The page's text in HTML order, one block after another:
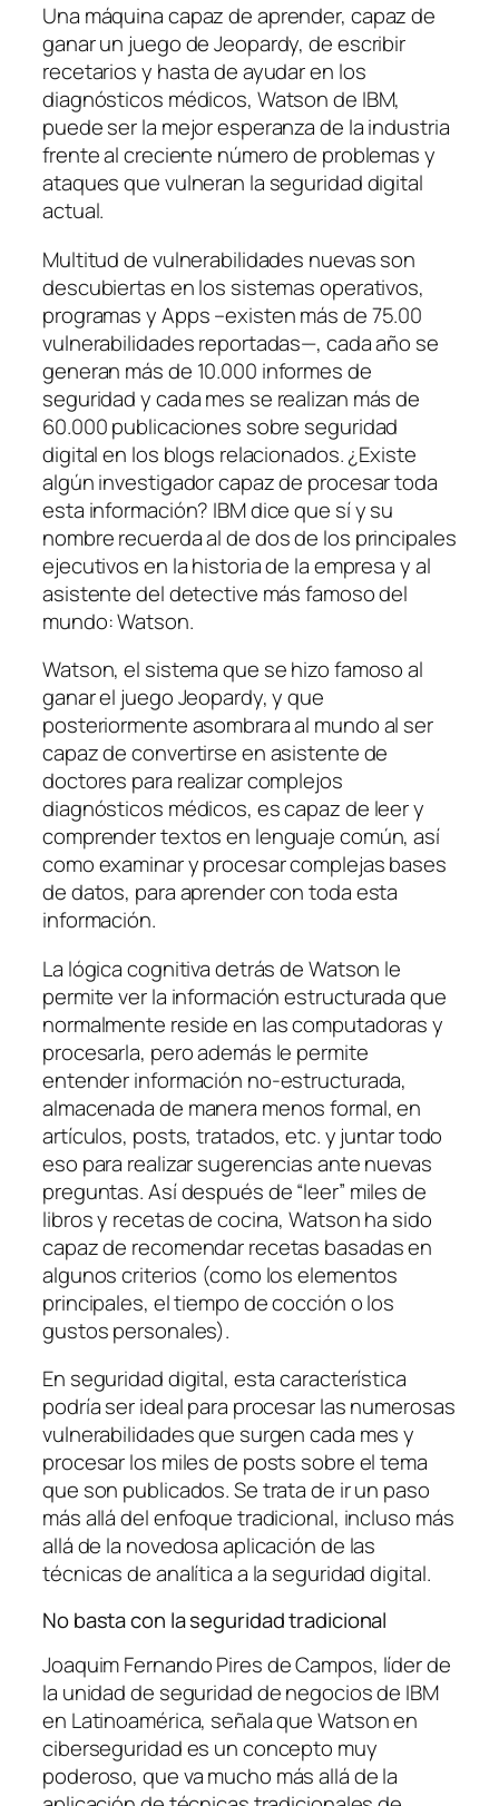
Una máquina capaz de aprender, capaz de
ganar un juego de Jeopardy, de escribir
recetarios y hasta de ayudar en los
diagnósticos médicos, Watson de IBM,
puede ser la mejor esperanza de la industria
frente al creciente número de problemas y
ataques que vulneran la seguridad digital
actual.
Multitud de vulnerabilidades nuevas son
descubiertas en los sistemas operativos,
programas y Apps –existen más de 75.00
vulnerabilidades reportadas—, cada año se
generan más de 10.000 informes de
seguridad y cada mes se realizan más de
60.000 publicaciones sobre seguridad
digital en los blogs relacionados. ¿Existe
algún investigador capaz de procesar toda
esta información? IBM dice que sí y su
nombre recuerda al de dos de los principales
ejecutivos en la historia de la empresa y al
asistente del detective más famoso del
mundo: Watson.
Watson, el sistema que se hizo famoso al
ganar el juego Jeopardy, y que
posteriormente asombrara al mundo al ser
capaz de convertirse en asistente de
doctores para realizar complejos
diagnósticos médicos, es capaz de leer y
comprender textos en lenguaje común, así
como examinar y procesar complejas bases
de datos, para aprender con toda esta
información.
La lógica cognitiva detrás de Watson le
permite ver la información estructurada que
normalmente reside en las computadoras y
procesarla, pero además le permite
entender información no-estructurada,
almacenada de manera menos formal, en
artículos, posts, tratados, etc. y juntar todo
eso para realizar sugerencias ante nuevas
preguntas. Así después de “leer” miles de
libros y recetas de cocina, Watson ha sido
capaz de recomendar recetas basadas en
algunos criterios (como los elementos
principales, el tiempo de cocción o los
gustos personales).
En seguridad digital, esta característica
podría ser ideal para procesar las numerosas
vulnerabilidades que surgen cada mes y
procesar los miles de posts sobre el tema
que son publicados. Se trata de ir un paso
más allá del enfoque tradicional, incluso más
allá de la novedosa aplicación de las
técnicas de analítica a la seguridad digital.
No basta con la seguridad tradicional
Joaquim Fernando Pires de Campos, líder de
la unidad de seguridad de negocios de IBM
en Latinoamérica, señala que Watson en
ciberseguridad es un concepto muy
poderoso, que va mucho más allá de la